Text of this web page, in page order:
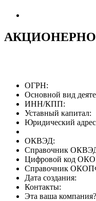
ОГРН:
Основной вид
ИНН/КПП:
Уставный капитал:
Юридический
ОКВЭД:
Справочник
Цифровой код
Справочник
Дата создания:
Контакты:
Эта ваша компания?